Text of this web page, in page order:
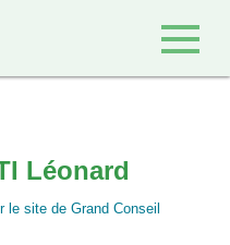
Léonard
le site de Grand Conseil